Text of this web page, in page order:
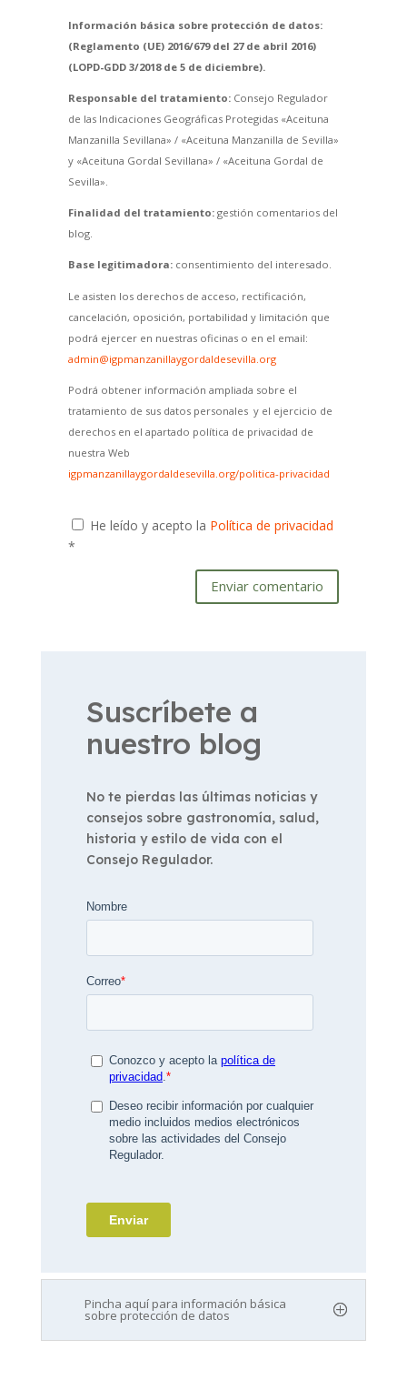
Información básica sobre protección de datos:
(Reglamento (UE) 2016/679 del 27 de abril 2016)
(LOPD-GDD 3/2018 de 5 de diciembre).
Responsable del tratamiento:Consejo Regulador
de las Indicaciones Geográficas Protegidas «Aceituna
Manzanilla Sevillana» / «Aceituna Manzanilla de Sevilla»
y «Aceituna Gordal Sevillana» / «Aceituna Gordal de
Sevilla».
Finalidad del tratamiento:gestión comentarios del
blog.
Base legitimadora:consentimiento del interesado.
Le asisten los derechos de acceso, rectificación,
cancelación, oposición, portabilidad y limitación que
podrá ejercer en nuestras oficinas o en el email:
admin@igpmanzanillaygordaldesevilla.org
Podrá obtener información ampliada sobre el
tratamiento de sus datos personales y el ejercicio de
derechos en el apartado política de privacidad de
nuestra Web
igpmanzanillaygordaldesevilla.org/politica-privacidad
He leído y acepto la Política de privacidad
*
Enviar comentario
Suscríbete a
nuestro blog
No te pierdas las últimas noticias y
consejos sobre gastronomía, salud,
historia y estilo de vida con el
Consejo Regulador.
Pincha aquí para información básica
sobre protección de datos